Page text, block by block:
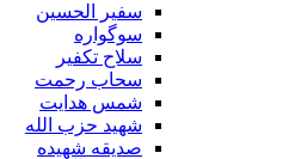
سفیر الحسین
سوگواره
سلاح تکفیر
سحاب رحمت
شمس هدایت
شهید حزب الله
صدیقه شهیده